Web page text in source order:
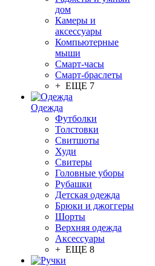
дом
Камеры и
аксессуары
Компьютерные
мыши
Смарт-часы
Смарт-браслеты
+ ЕЩЕ 7
Одежда
Футболки
Толстовки
Свитшоты
Худи
Свитеры
Головные уборы
Рубашки
Детская одежда
Брюки и джоггеры
Шорты
Верхняя одежда
Аксессуары
+ ЕЩЕ 8